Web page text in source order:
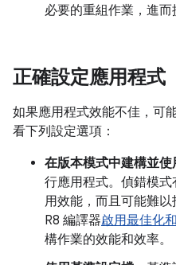
必要的重組作業，進而
正確設定應用程式
如果應用程式效能不佳，可
看下列設定選項：
在版本模式中建構並使
行應用程式。偵錯模
用效能，而且可能難
R8 編譯器啟用最佳化
構作業的效能和效率。